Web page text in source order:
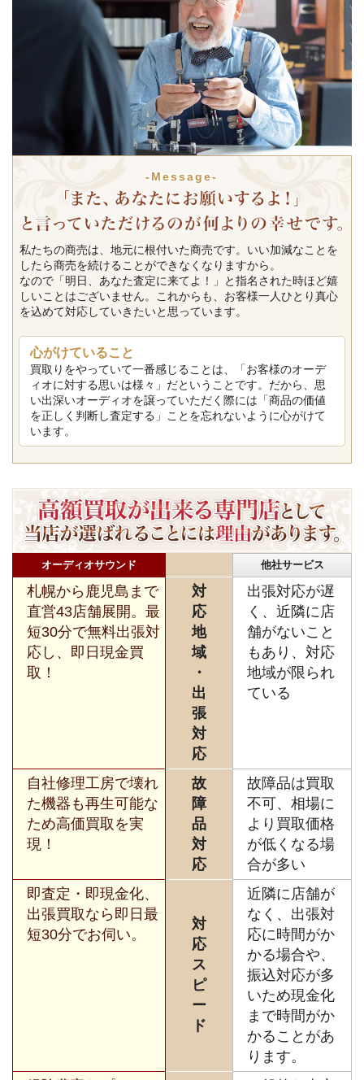
-Message-
私たちの商売は、地元に根付いた商売です。いい加減なことを
したら商売を続けることができなくなりますから。
なので「明日、あなた査定に来てよ！」と指名された時ほど嬉
しいことはございません。これからも、お客様一人ひとり真心
を込めて対応していきたいと思っています。
心がけていること
買取りをやっていて一番感じることは、「お客様のオーデ
ィオに対する思いは様々」だということです。だから、思
い出深いオーディオを譲っていただく際には「商品の価値
を正しく判断し査定する」ことを忘れないように心がけて
います。
オーディオサウンド 他社サービス
札幌から鹿児島まで
直営43店舗展開。最
短30分で無料出張対
応し、即日現金買
取！
対
応
地
域
・
出
張
対
応
出張対応が遅
く、近隣に店
舗がないこと
もあり、対応
地域が限られ
ている
自社修理工房で壊れ
た機器も再生可能な
ため高価買取を実
現！
故
障
品
対
応
故障品は買取
不可、相場に
より買取価格
が低くなる場
合が多い
即査定・即現金化、
出張買取なら即日最
短30分でお伺い。
対
応
ス
ピ
ー
ド
近隣に店舗が
なく、出張対
応に時間がか
かる場合や、
振込対応が多
いため現金化
まで時間がか
かることがあ
ります。